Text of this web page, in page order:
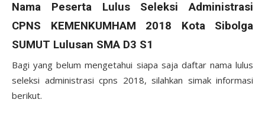
Nama Peserta Lulus Seleksi Administrasi
CPNS KEMENKUMHAM 2018 Kota Sibolga
SUMUT Lulusan SMA D3 S1
Bagi yang belum mengetahui siapa saja daftar nama lulus
seleksi administrasi cpns 2018, silahkan simak informasi
berikut.